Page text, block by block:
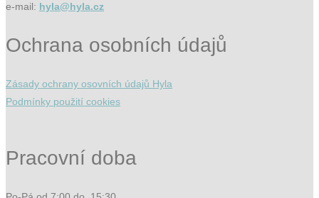
e-mail: hyla@hyla.cz
Ochrana osobních údajů
Zásady ochrany osovních údajů Hyla
Podmínky použití cookies
Pracovní doba